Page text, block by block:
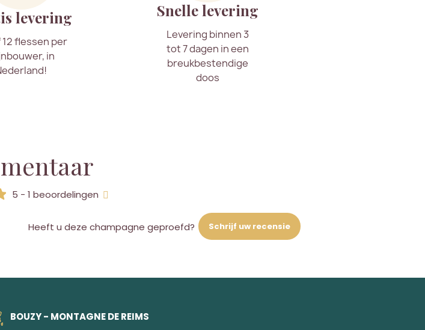
levering
12 flessen per
in
Snelle levering
Levering binnen 3
tot 7 dagen in een
breukbestendige
doos
5 - 1 beoordelingen
Heeft u deze champagne geproefd? Schrijf uw recensie
BOUZY - MONTAGNE DE REIMS